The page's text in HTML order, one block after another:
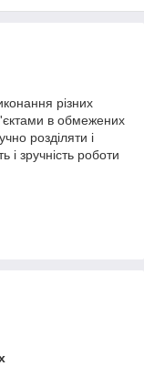
різних
в обмежених
розділяти і
і зручність роботи